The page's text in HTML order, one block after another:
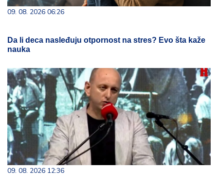
09. 08. 2026 06:26
Da li deca nasleđuju otpornost na stres? Evo šta kaže
nauka
09. 08. 2026 12:36